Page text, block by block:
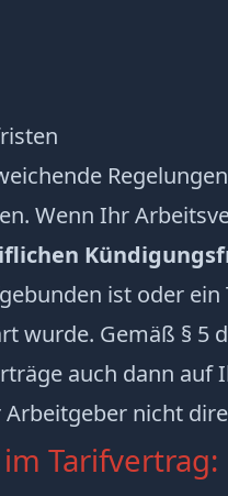
Wenn Ihr
ist oder
wurde. Gemäß § 5
auch dann auf
nicht
Tarifvertrag: